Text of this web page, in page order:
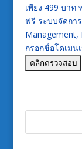
เพียง 499 บาท
ฟรี ระบบจัดกา
Management,
กรอกชื่อโดเมน